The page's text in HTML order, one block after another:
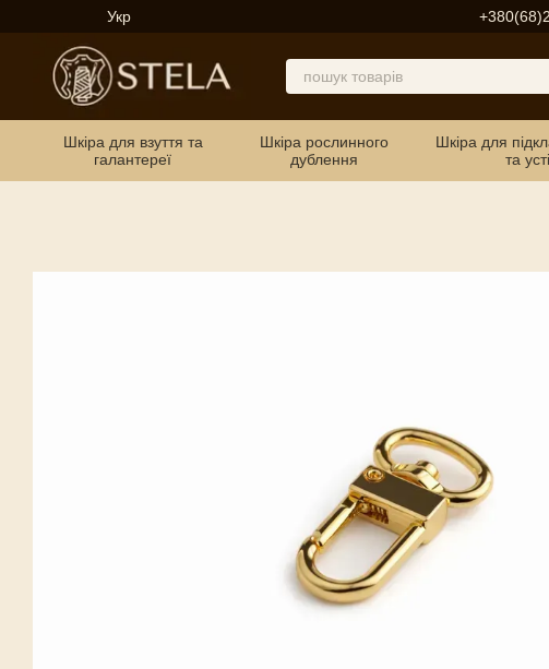
Перейти до основного контенту
Укр
Шкіра для взуття та
галантереї
Шкіра рослинного
дублення
Шкіра для
та